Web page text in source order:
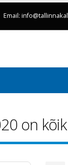
Email:
on